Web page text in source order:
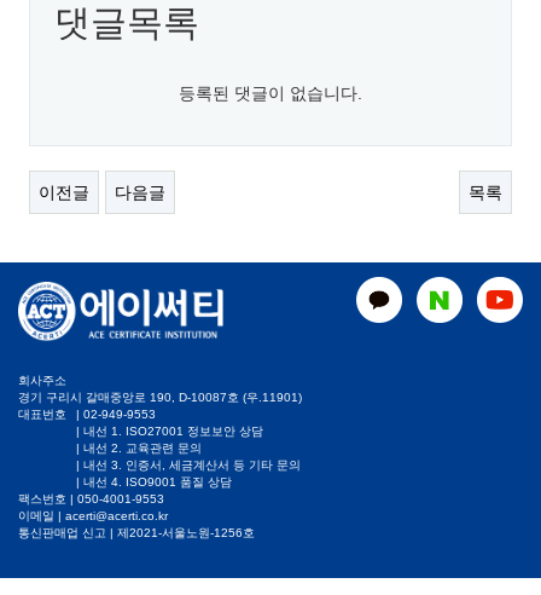
댓글목록
등록된 댓글이 없습니다.
이전글 다음글 목록
회사주소
경기 구리시 갈매중앙로 190, D-10087호 (우.11901)
대표번호
| 02-949-9553
| 내선 1. ISO27001 정보보안 상담
| 내선 2. 교육관련 문의
| 내선 3. 인증서, 세금계산서 등 기타 문의
| 내선 4. ISO9001 품질 상담
팩스번호 | 050-4001-9553
이메일 | acerti@acerti.co.kr
통신판매업 신고 | 제2021-서울노원-1256호